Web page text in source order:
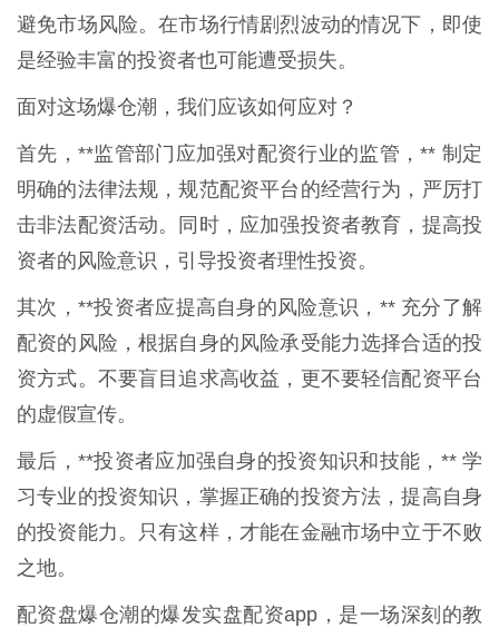
避免市场风险。在市场行情剧烈波动的情况下，即使
是经验丰富的投资者也可能遭受损失。
面对这场爆仓潮，我们应该如何应对？
首先，**监管部门应加强对配资行业的监管，** 制定
明确的法律法规，规范配资平台的经营行为，严厉打
击非法配资活动。同时，应加强投资者教育，提高投
资者的风险意识，引导投资者理性投资。
其次，**投资者应提高自身的风险意识，** 充分了解
配资的风险，根据自身的风险承受能力选择合适的投
资方式。不要盲目追求高收益，更不要轻信配资平台
的虚假宣传。
最后，**投资者应加强自身的投资知识和技能，** 学
习专业的投资知识，掌握正确的投资方法，提高自身
的投资能力。只有这样，才能在金融市场中立于不败
之地。
配资盘爆仓潮的爆发实盘配资app，是一场深刻的教